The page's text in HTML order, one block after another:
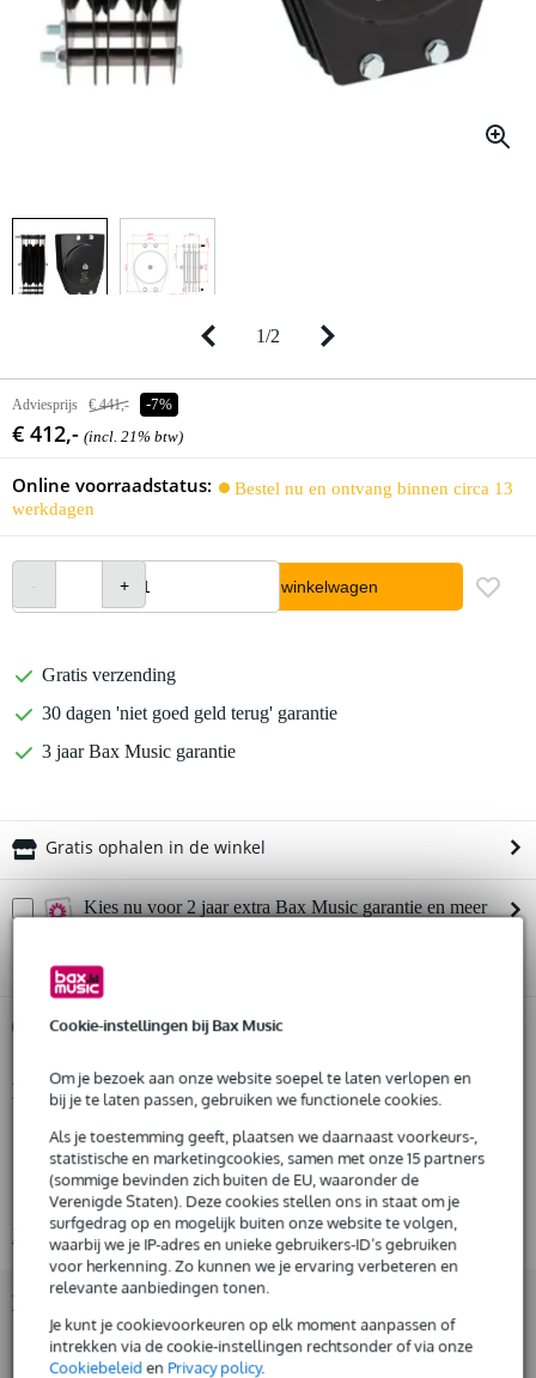
Cookie-instellingen bij Bax Music
Om je bezoek aan onze website soepel te laten verlopen en
bij je te laten passen, gebruiken we functionele cookies.
Als je toestemming geeft, plaatsen we daarnaast voorkeurs-,
statistische en marketingcookies, samen met onze 15 partners
(sommige bevinden zich buiten de EU, waaronder de
Verenigde Staten). Deze cookies stellen ons in staat om je
surfgedrag op en mogelijk buiten onze website te volgen,
waarbij we je IP-adres en unieke gebruikers-ID’s gebruiken
voor herkenning. Zo kunnen we je ervaring verbeteren en
relevante aanbiedingen tonen.
Je kunt je cookievoorkeuren op elk moment aanpassen of
intrekken via de cookie-instellingen rechtsonder of via onze
Cookiebeleiden Privacy policy.
1/2
Adviesprijs € 441,- -7%
€ 412,- (incl. 21% btw)
Online voorraadstatus:
Bestel nu en ontvang binnen circa 13
werkdagen
In winkelwagen
Gratis verzending
30 dagen 'niet goed geld terug' garantie
3 jaar Bax Music garantie
Gratis ophalen in de winkel
Kies nu voor 2 jaar extra Bax Music garantie en meer
Huur dit product
Huur dit product al vanaf 29 euro per maand
€ 2.500,-
Gratisthuisbezorgd of op te halen in de winkel
Al na 4 maanden maandelijks opzegbaar
De mogelijkheid om je product(en) met korting te kopen
Snelle vervanging door Bax Music bij een defect
Productinformatie
1x katrol (zonder beugel)
geschikt voor 6 mm staalkabel
type: triple sheave (drievoudige schijf)
Bekijk alle productspecificaties
Bekijk ook eens (4)